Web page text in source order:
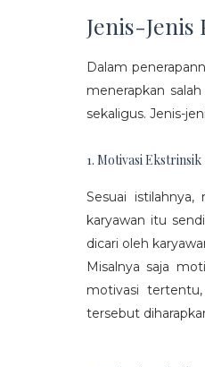
Jenis-
Dalam
menerapkan
sekaligus. Jenis-
1. Motivasi Ekstrinsik
Sesuai
karyawan itu
dicari oleh
Misalnya saja
motivasi
tersebut